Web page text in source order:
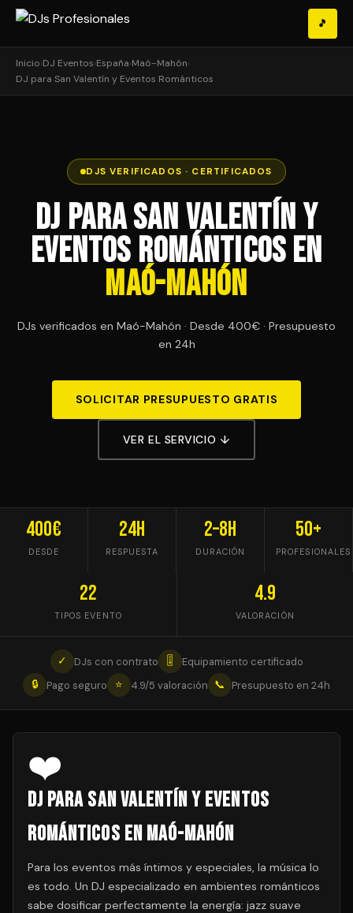
🎵
Inicio›DJ Eventos›España›Maó-Mahón›
DJ para San Valentín y Eventos Románticos
DJS VERIFICADOS · CERTIFICADOS
DJ para San Valentín y
Eventos Románticos en
Maó-Mahón
DJs verificados en Maó-Mahón · Desde 400€ · Presupuesto
en 24h
SOLICITAR PRESUPUESTO GRATIS
VER EL SERVICIO ↓
400€
DESDE
24h
RESPUESTA
2–8h
DURACIÓN
50+
PROFESIONALES
22
TIPOS EVENTO
4.9
VALORACIÓN
✓ DJs con contrato 🎚
Equipamiento certificado
🔒
Pago seguro ⭐ 4.9/5 valoración 📞 Presupuesto en 24h
❤️
DJ para San Valentín y Eventos
Románticos en Maó-Mahón
Para los eventos más íntimos y especiales, la música lo
es todo. Un DJ especializado en ambientes románticos
sabe dosificar perfectamente la energía: jazz suave